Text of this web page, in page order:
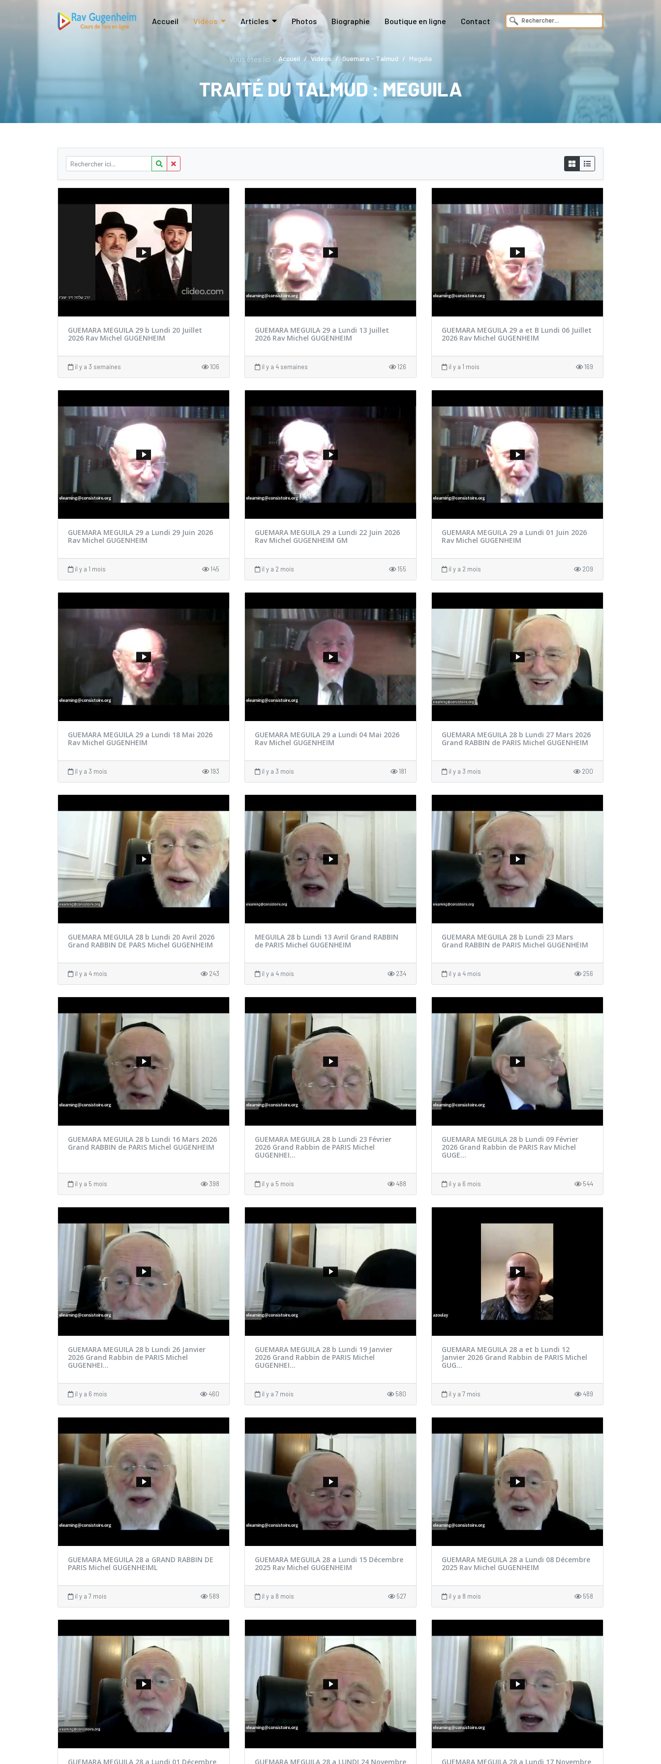
Accueil Vidéos Articles Photos Biographie Boutique en ligne Contact
Vous êtes ici : Accueil Vidéos Guemara - Talmud Meguila
TRAITÉ DU TALMUD : MEGUILA
GUEMARA MEGUILA 29 b Lundi 20 Juillet
2026 Rav Michel GUGENHEIM
il y a 3 semaines 106
GUEMARA MEGUILA 29 a Lundi 13 Juillet
2026 Rav Michel GUGENHEIM
il y a 4 semaines 126
GUEMARA MEGUILA 29 a et B Lundi 06 Juillet
2026 Rav Michel GUGENHEIM
il y a 1 mois 169
GUEMARA MEGUILA 29 a Lundi 29 Juin 2026
Rav Michel GUGENHEIM
il y a 1 mois 145
GUEMARA MEGUILA 29 a Lundi 22 Juin 2026
Rav Michel GUGENHEIM GM
il y a 2 mois 155
GUEMARA MEGUILA 29 a Lundi 01 Juin 2026
Rav Michel GUGENHEIM
il y a 2 mois 209
GUEMARA MEGUILA 29 a Lundi 18 Mai 2026
Rav Michel GUGENHEIM
il y a 3 mois 193
GUEMARA MEGUILA 29 a Lundi 04 Mai 2026
Rav Michel GUGENHEIM
il y a 3 mois 181
GUEMARA MEGUILA 28 b Lundi 27 Mars 2026
Grand RABBIN de PARIS Michel GUGENHEIM
il y a 3 mois 200
GUEMARA MEGUILA 28 b Lundi 20 Avril 2026
Grand RABBIN DE PARS Michel GUGENHEIM
il y a 4 mois 243
MEGUILA 28 b Lundi 13 Avril Grand RABBIN
de PARIS Michel GUGENHEIM
il y a 4 mois 234
GUEMARA MEGUILA 28 b Lundi 23 Mars
Grand RABBIN de PARIS Michel GUGENHEIM
il y a 4 mois 256
GUEMARA MEGUILA 28 b Lundi 16 Mars 2026
Grand RABBIN de PARIS Michel GUGENHEIM
il y a 5 mois 398
GUEMARA MEGUILA 28 b Lundi 23 Février
2026 Grand Rabbin de PARIS Michel
GUGENHEI...
il y a 5 mois 488
GUEMARA MEGUILA 28 b Lundi 09 Février
2026 Grand Rabbin de PARIS Rav Michel
GUGE...
il y a 6 mois 544
GUEMARA MEGUILA 28 b Lundi 26 Janvier
2026 Grand Rabbin de PARIS Michel
GUGENHEI...
il y a 6 mois 460
GUEMARA MEGUILA 28 b Lundi 19 Janvier
2026 Grand Rabbin de PARIS Michel
GUGENHEI...
il y a 7 mois 580
GUEMARA MEGUILA 28 a et b Lundi 12
Janvier 2026 Grand Rabbin de PARIS Michel
GUG...
il y a 7 mois 489
GUEMARA MEGUILA 28 a GRAND RABBIN DE
PARIS Michel GUGENHEIML
il y a 7 mois 589
GUEMARA MEGUILA 28 a Lundi 15 Décembre
2025 Rav Michel GUGENHEIM
il y a 8 mois 527
GUEMARA MEGUILA 28 a Lundi 08 Décembre
2025 Rav Michel GUGENHEIM
il y a 8 mois 558
GUEMARA MEGUILA 28 a Lundi 01 Décembre GUEMARA MEGUILA 28 a LUNDI 24 Novembre GUEMARA MEGUILA 28 a Lundi 17 Novembre